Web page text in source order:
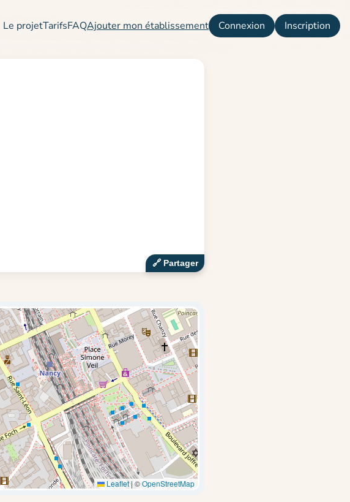
Le projetTarifsFAQAjouter mon établissement Connexion Inscription
🔗‍️ Partager
Leaflet| ©OpenStreetMap